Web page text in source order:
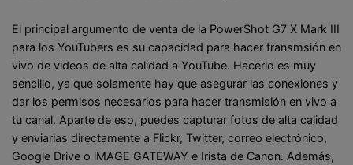
El principal argumento de venta de la PowerShot G7 X Mark III
para los YouTubers es su capacidad para hacer transmsión en
vivo de videos de alta calidad a YouTube. Hacerlo es muy
sencillo, ya que solamente hay que asegurar las conexiones y
dar los permisos necesarios para hacer transmisión en vivo a
tu canal. Aparte de eso, puedes capturar fotos de alta calidad
y enviarlas directamente a Flickr, Twitter, correo electrónico,
Google Drive o iMAGE GATEWAY e Irista de Canon. Además,